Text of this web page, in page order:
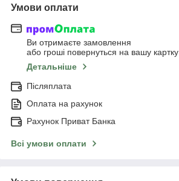
Умови оплати
Ви отримаєте замовлення
або гроші повернуться на вашу картку
Детальніше
Післяплата
Оплата на рахунок
Рахунок Приват Банка
Всі умови оплати